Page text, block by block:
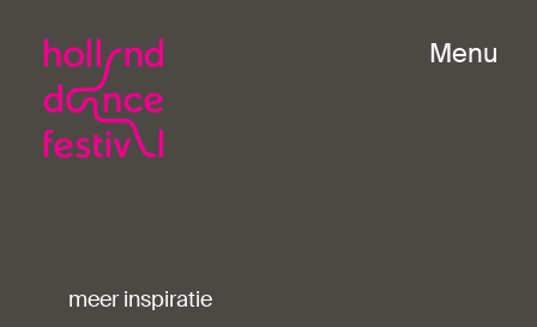
Menu
meer inspiratie